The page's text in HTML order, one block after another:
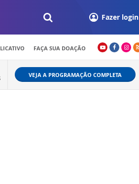
Fazer login
FAÇA SUA DOAÇÃO
VEJA A PROGRAMAÇÃO COMPLETA